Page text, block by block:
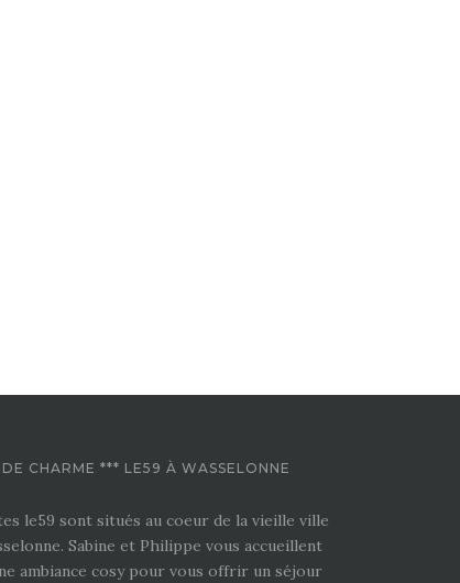
DE CHARME *** LE59 À WASSELONNE
le59 sont situés au coeur de la vieille ville
Sabine et Philippe vous accueillent
ambiance cosy pour vous offrir un séjour